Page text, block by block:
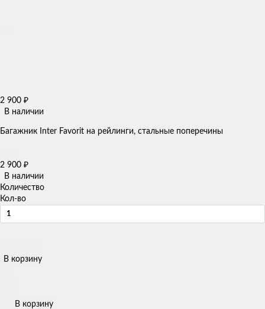
2 900 ₽
В наличии
Багажник Inter Favorit на рейлинги, стальные поперечины
2 900 ₽
В наличии
Количество
Кол-во
В корзину
В корзину